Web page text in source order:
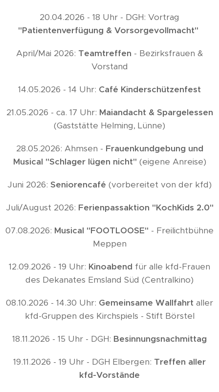
20.04.2026 - 18 Uhr - DGH: Vortrag
"Patientenverfügung & Vorsorgevollmacht"
April/Mai 2026: Teamtreffen - Bezirksfrauen &
Vorstand
14.05.2026 - 14 Uhr: Café Kinderschützenfest
21.05.2026 - ca. 17 Uhr: Maiandacht & Spargelessen
(Gaststätte Helming, Lünne)
28.05.2026: Ahmsen - Frauenkundgebung und
Musical "Schlager lügen nicht" (eigene Anreise)
Juni 2026: Seniorencafé (vorbereitet von der kfd)
Juli/August 2026: Ferienpassaktion "KochKids 2.0"
07.08.2026: Musical "FOOTLOOSE" - Freilichtbühne
Meppen
12.09.2026 - 19 Uhr: Kinoabend für alle kfd-Frauen
des Dekanates Emsland Süd (Centralkino)
08.10.2026 - 14.30 Uhr: Gemeinsame Wallfahrt aller
kfd-Gruppen des Kirchspiels - Stift Börstel
18.11.2026 - 15 Uhr - DGH: Besinnungsnachmittag
19.11.2026 - 19 Uhr - DGH Elbergen: Treffen aller
kfd-Vorstände